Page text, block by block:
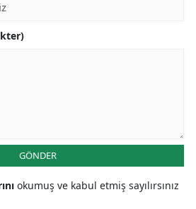
GÖNDER
okumuş ve kabul etmiş sayılırsınız